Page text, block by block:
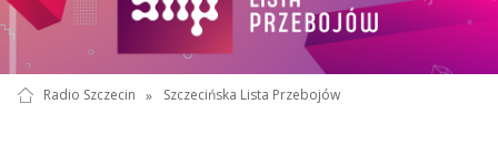
Radio Szczecin » Szczecińska Lista Przebojów